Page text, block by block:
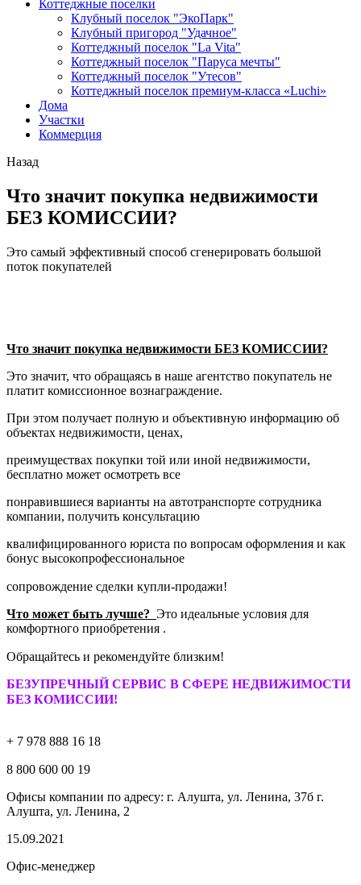
Коттеджные поселки
Клубный поселок "ЭкоПарк"
Клубный пригород "Удачное"
Коттеджный поселок "La Vita"
Коттеджный поселок "Паруса мечты"
Коттеджный поселок "Утесов"
Коттеджный поселок премиум-класса «Luchi»
Дома
Участки
Коммерция
Назад
Что значит покупка недвижимости
БЕЗ КОМИССИИ?
Это самый эффективный способ сгенерировать большой
поток покупателей
Что значит покупка недвижимости БЕЗ КОМИССИИ?
Это значит, что обращаясь в наше агентство покупатель не
платит комиссионное вознаграждение.
При этом получает полную и объективную информацию об
объектах недвижимости, ценах,
преимуществах покупки той или иной недвижимости,
бесплатно может осмотреть все
понравившиеся варианты на автотранспорте сотрудника
компании, получить консультацию
квалифицированного юриста по вопросам оформления и как
бонус высокопрофессиональное
сопровождение сделки купли-продажи! ⠀
Что может быть лучше? Это идеальные условия для
комфортного приобретения .
Обращайтесь и рекомендуйте близким! ⠀
БЕЗУПРЕЧНЫЙ СЕРВИС В СФЕРЕ НЕДВИЖИМОСТИ
БЕЗ КОМИССИИ!
+ 7 978 888 16 18
8 800 600 00 19 ⠀
Офисы компании по адресу: г. Алушта, ул. Ленина, 37б г.
Алушта, ул. Ленина, 2
15.09.2021
Офис-менеджер